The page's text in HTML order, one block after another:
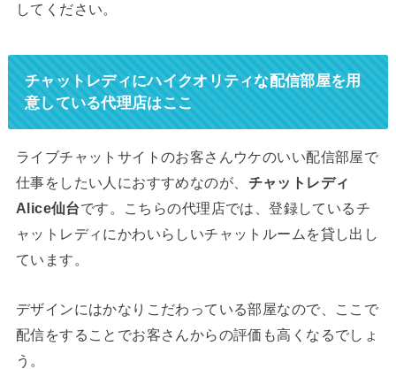
してください。
チャットレディにハイクオリティな配信部屋を用
意している代理店はここ
ライブチャットサイトのお客さんウケのいい配信部屋で
仕事をしたい人におすすめなのが、 チャットレディ
Alice仙台です。こちらの代理店では、登録しているチ
ャットレディにかわいらしいチャットルームを貸し出し
ています。
デザインにはかなりこだわっている部屋なので、ここで
配信をすることでお客さんからの評価も高くなるでしょ
う。